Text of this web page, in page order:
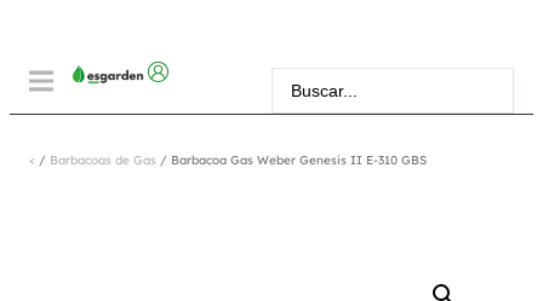
< / Barbacoas de Gas / Barbacoa Gas Weber Genesis II E-310 GBS